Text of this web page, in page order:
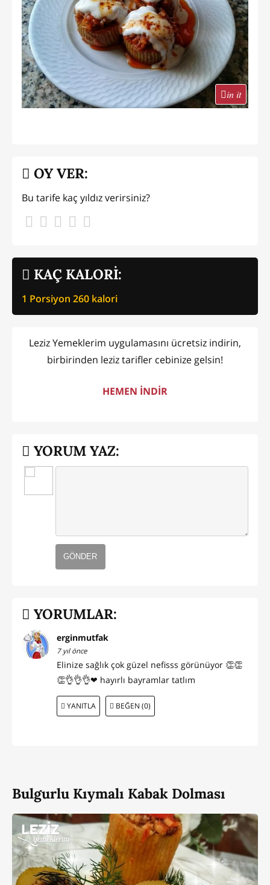
in it
KAÇ KALORİ:
1 Porsiyon 260 kalori
OY VER:
Bu tarife kaç yıldız verirsiniz?
Leziz Yemeklerim uygulamasını ücretsiz indirin,
birbirinden leziz tarifler cebinize gelsin!
HEMEN İNDİR
YORUM YAZ:
GÖNDER
YORUMLAR:
erginmutfak
7 yıl önce
Elinize sağlık çok güzel nefisss görünüyor 👏👏
👏👌👌👌❤ hayırlı bayramlar tatlım
YANITLA BEĞEN (0)
Bulgurlu Kıymalı Kabak Dolması